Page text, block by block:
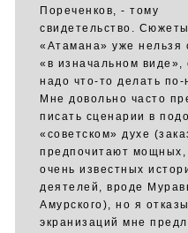
Пореченков, - тому
свидетельство.
«Атамана» уже нельзя
«в изначальном виде»,
надо что-то делать по-
Мне довольно часто
писать сценарии в
«советском» духе
предпочитают мощных,
очень известных
деятелей, вроде
Амурского), но я
экранизаций мне